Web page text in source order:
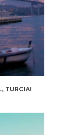
TURCIA!